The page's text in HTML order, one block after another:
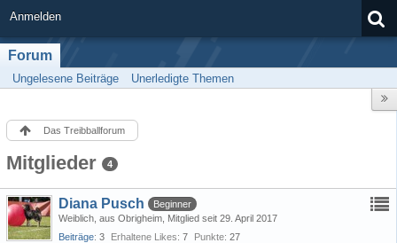
Anmelden
Forum
Ungelesene Beiträge Unerledigte Themen
Das Treibballforum
Mitglieder 4
Diana Pusch
Beginner
Weiblich aus Obrigheim Mitglied seit 29. April 2017
Beiträge 3 Erhaltene Likes 7 Punkte 27